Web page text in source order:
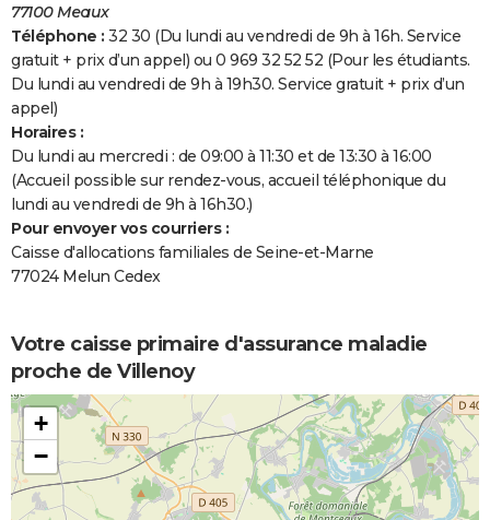
77100 Meaux
Téléphone : 32 30 (Du lundi au vendredi de 9h à 16h. Service
gratuit + prix d’un appel) ou 0 969 32 52 52 (Pour les étudiants.
Du lundi au vendredi de 9h à 19h30. Service gratuit + prix d’un
appel)
Horaires :
Du lundi au mercredi : de 09:00 à 11:30 et de 13:30 à 16:00
(Accueil possible sur rendez-vous, accueil téléphonique du
lundi au vendredi de 9h à 16h30.)
Pour envoyer vos courriers :
Caisse d'allocations familiales de Seine-et-Marne
77024 Melun Cedex
Votre caisse primaire d'assurance maladie
proche de Villenoy
+
−